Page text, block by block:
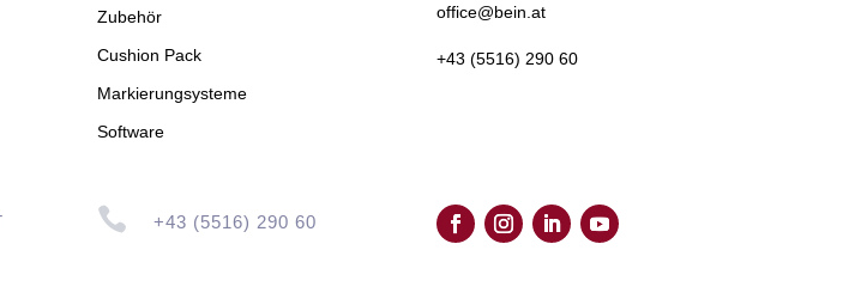
Zubehör
Cushion Pack
Markierungsysteme
Software
office@bein.at
+43 (5516) 290 60
 +43 (5516) 290 60